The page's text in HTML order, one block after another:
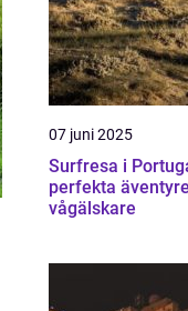
07 juni 2025
Surfresa i
perfekta
vågälskare